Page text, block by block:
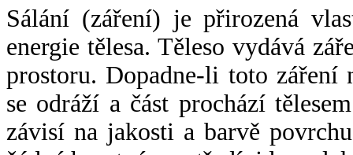
Sálání (záření) je přirozená
energie tělesa. Těleso vydává
prostoru. Dopadne-li toto záření
se odráží a část prochází
závisí na jakosti a barvě